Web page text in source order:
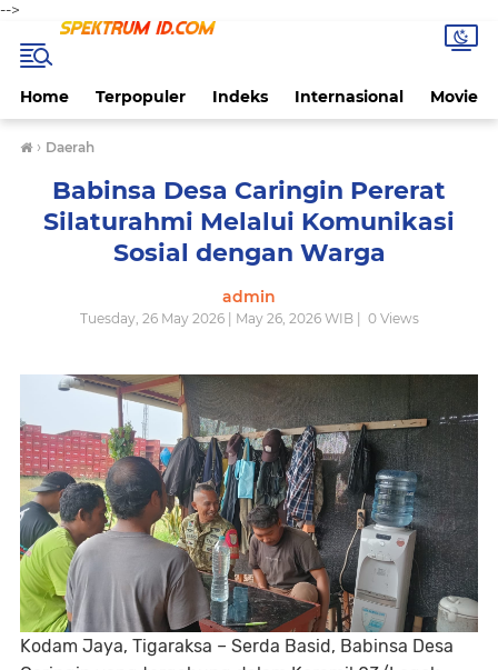
-->
Home Terpopuler Indeks Internasional Movie
› Daerah
Babinsa Desa Caringin Pererat
Silaturahmi Melalui Komunikasi
Sosial dengan Warga
admin
Tuesday, 26 May 2026 | May 26, 2026 WIB | 0Views
Kodam Jaya, Tigaraksa – Serda Basid, Babinsa Desa